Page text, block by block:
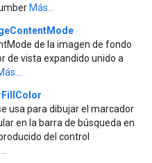
Más...
de la imagen de fondo
de vista expandido unido a
usa para dibujar el marcador
en la barra de búsqueda en
del control